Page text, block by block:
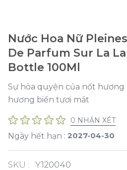
Nước Hoa Nữ
De Parfum Sur La
Bottle 100Ml
Sự hòa quyện của nốt hương
hương biển tươi mát
0 NHẬN XÉT
Ngày hết hạn : 2027-04-30
SKU : Y120040